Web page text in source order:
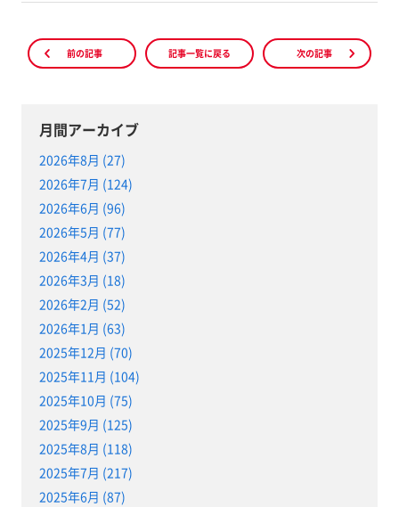
前の記事 記事一覧に戻る 次の記事
月間アーカイブ
2026年8月 (27)
2026年7月 (124)
2026年6月 (96)
2026年5月 (77)
2026年4月 (37)
2026年3月 (18)
2026年2月 (52)
2026年1月 (63)
2025年12月 (70)
2025年11月 (104)
2025年10月 (75)
2025年9月 (125)
2025年8月 (118)
2025年7月 (217)
2025年6月 (87)